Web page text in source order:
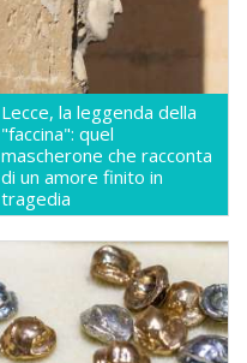
Lecce, la leggenda della
"faccina": quel
mascherone che racconta
di un amore finito in
tragedia